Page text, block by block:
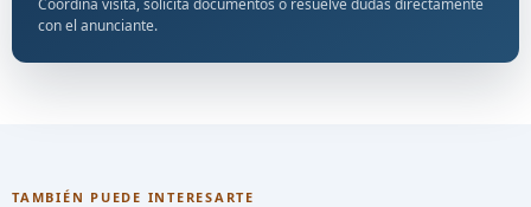
Coordina visita, solicita documentos o resuelve dudas directamente
con el anunciante.
TAMBIÉN PUEDE INTERESARTE